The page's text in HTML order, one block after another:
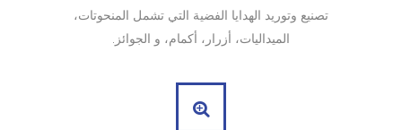
تصنيع وتوريد الهدايا الفضية التي تشمل المنحوتات،
الميداليات، أزرار، أكمام، و الجوائز.